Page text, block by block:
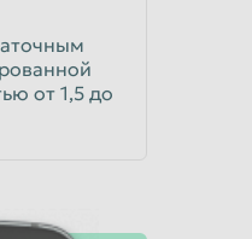
от 1,5 до